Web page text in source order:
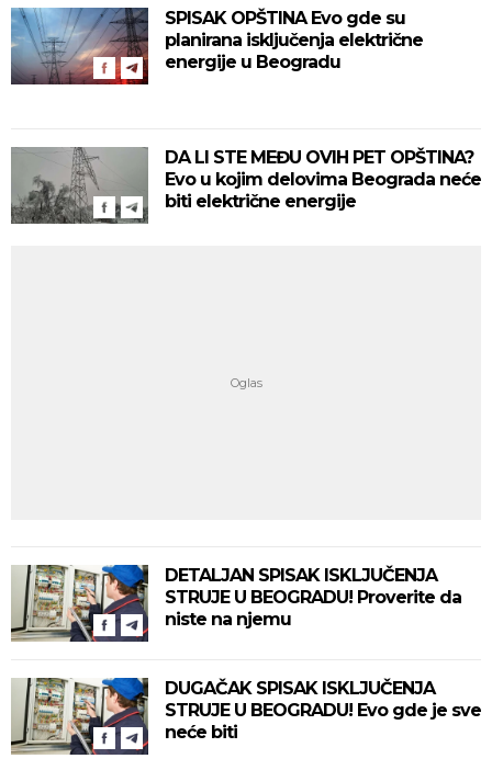
SPISAK OPŠTINA Evo gde su
planirana isključenja električne
energije u Beogradu
DA LI STE MEĐU OVIH PET OPŠTINA?
Evo u kojim delovima Beograda neće
biti električne energije
DETALJAN SPISAK ISKLJUČENJA
STRUJE U BEOGRADU! Proverite da
niste na njemu
DUGAČAK SPISAK ISKLJUČENJA
STRUJE U BEOGRADU! Evo gde je sve
neće biti